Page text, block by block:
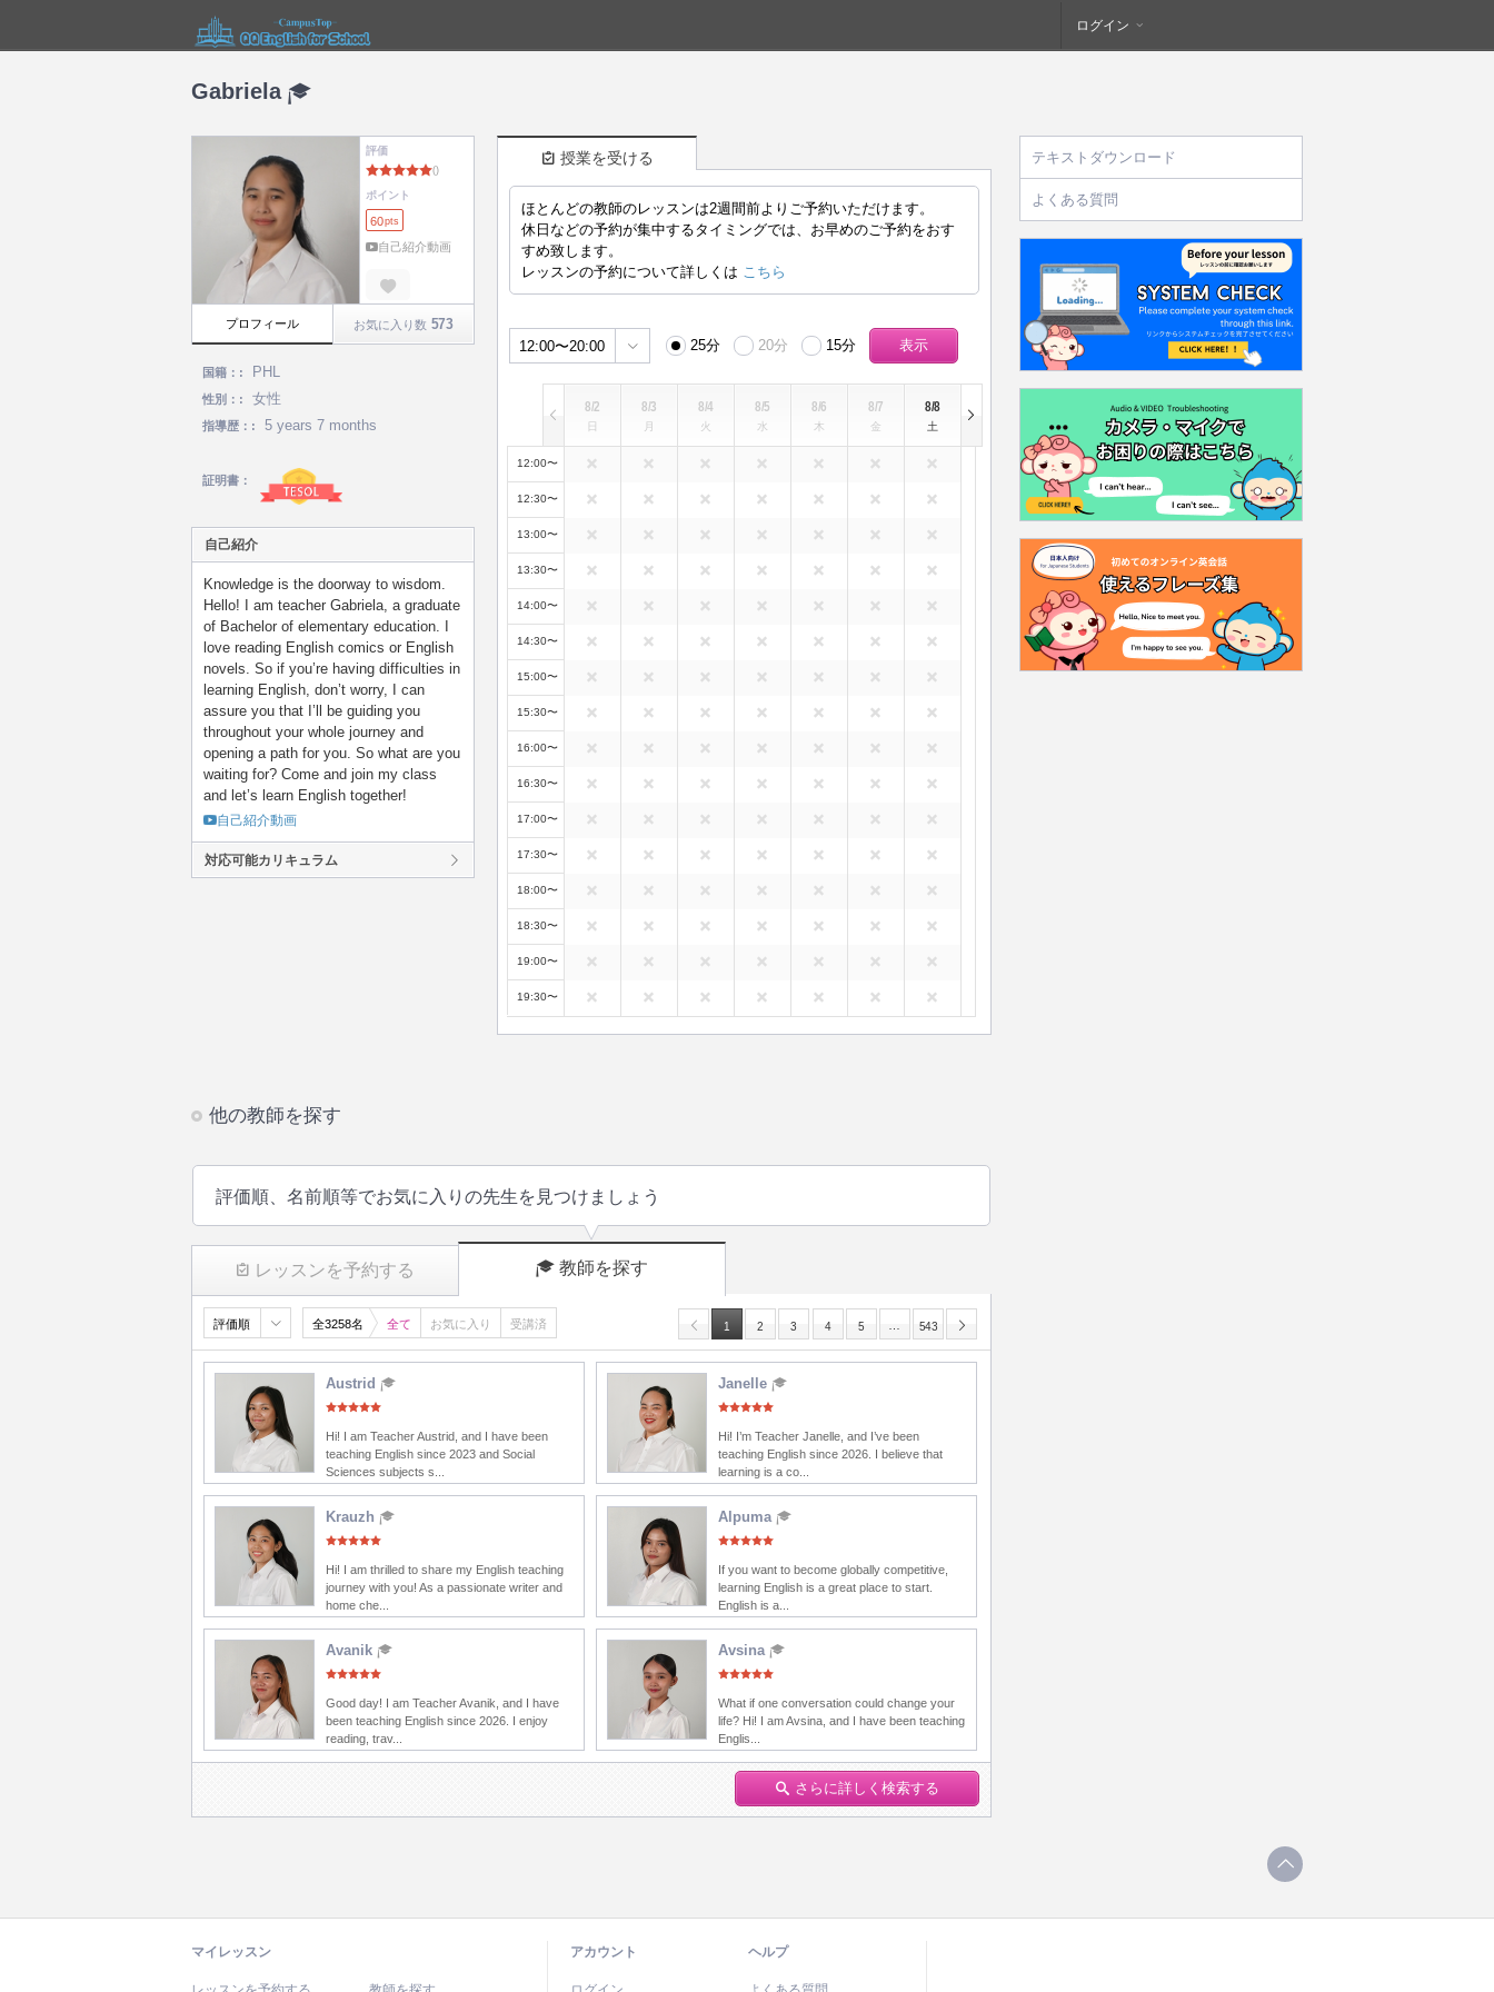
ログイン
Gabriela
評価
()
ポイント
60pts
自己紹介動画
プロフィール お気に入り数 573
国籍：: PHL
性別：: 女性
指導歴：: 5 years 7 months
証明書：
自己紹介
Knowledge is the doorway to wisdom.
Hello! I am teacher Gabriela, a graduate
of Bachelor of elementary education. I
love reading English comics or English
novels. So if you’re having difficulties in
learning English, don’t worry, I can
assure you that I’ll be guiding you
throughout your whole journey and
opening a path for you. So what are you
waiting for? Come and join my class
and let’s learn English together!
自己紹介動画
対応可能カリキュラム
授業を受ける
ほとんどの教師のレッスンは2週間前よりご予約いただけます。
休日などの予約が集中するタイミングでは、お早めのご予約をおす
すめ致します。
レッスンの予約について詳しくは こちら
12:00〜20:00 25分 20分 15分
8/2
日
8/3
月
8/4
火
8/5
水
8/6
木
8/7
金
8/8
土
12:00〜
12:30〜
13:00〜
13:30〜
14:00〜
14:30〜
15:00〜
15:30〜
16:00〜
16:30〜
17:00〜
17:30〜
18:00〜
18:30〜
19:00〜
19:30〜
他の教師を探す
レッスンを予約する 教師を探す
評価順、名前順等でお気に入りの先生を見つけましょう
評価順 全3258名 全て お気に入り 受講済 1 2 3 4 5 543
Austrid
Hi! I am Teacher Austrid, and I have been
teaching English since 2023 and Social
Sciences subjects s...
Janelle
Hi! I’m Teacher Janelle, and I’ve been
teaching English since 2026. I believe that
learning is a co...
Krauzh
Hi! I am thrilled to share my English teaching
journey with you! As a passionate writer and
home che...
Alpuma
If you want to become globally competitive,
learning English is a great place to start.
English is a...
Avanik
Good day! I am Teacher Avanik, and I have
been teaching English since 2026. I enjoy
reading, trav...
Avsina
What if one conversation could change your
life? Hi! I am Avsina, and I have been teaching
Englis...
さらに詳しく検索する
テキストダウンロード
よくある質問
マイレッスン アカウント ヘルプ